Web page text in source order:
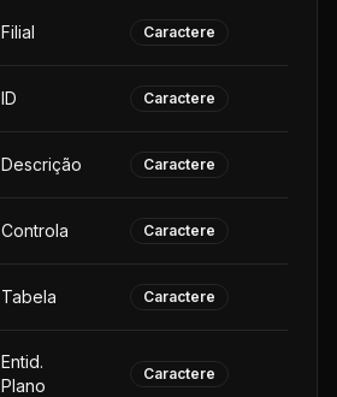
Filial Caractere
ID Caractere
Descrição Caractere
Controla Caractere
Tabela Caractere
Entid.
Plano
Caractere